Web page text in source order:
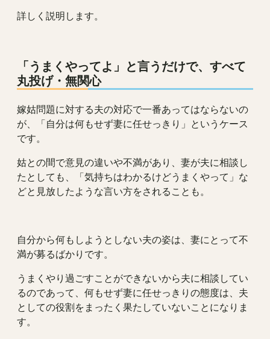
詳しく説明します。
「うまくやってよ」と言うだけで、すべて
丸投げ・無関心
嫁姑問題に対する夫の対応で一番あってはならないの
が、「自分は何もせず妻に任せっきり」というケース
です。
姑との間で意見の違いや不満があり、妻が夫に相談し
たとしても、「気持ちはわかるけどうまくやって」な
どと見放したような言い方をされることも。
自分から何もしようとしない夫の姿は、妻にとって不
満が募るばかりです。
うまくやり過ごすことができないから夫に相談してい
るのであって、何もせず妻に任せっきりの態度は、夫
としての役割をまったく果たしていないことになりま
す。